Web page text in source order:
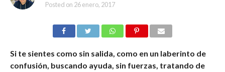
Posted on 26 enero, 2017
Si te sientes como sin salida, como en un laberinto de
confusión, buscando ayuda, sin fuerzas, tratando de